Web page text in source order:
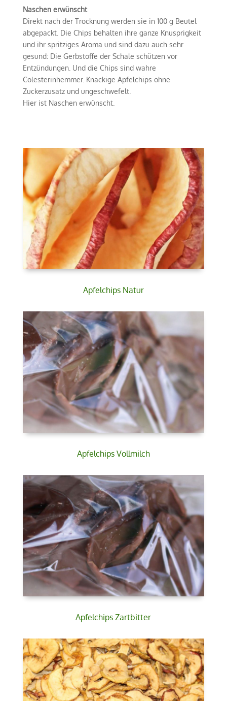
Naschen erwünscht
Direkt nach der Trocknung werden sie in 100 g Beutel
abgepackt. Die Chips behalten ihre ganze Knusprigkeit
und ihr spritziges Aroma und sind dazu auch sehr
gesund: Die Gerbstoffe der Schale schützen vor
Entzündungen. Und die Chips sind wahre
Colesterinhemmer. Knackige Apfelchips ohne
Zuckerzusatz und ungeschwefelt.
Hier ist Naschen erwünscht.
Apfelchips Natur
Apfelchips Vollmilch
Apfelchips Zartbitter